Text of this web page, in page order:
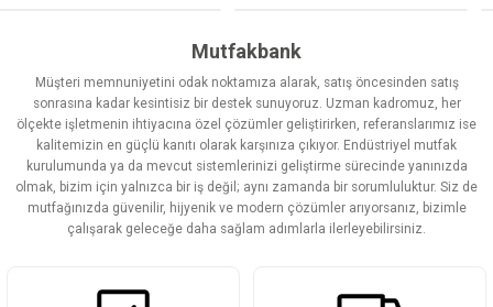
Görüş ve önerileriniz için teşekkür ederiz.
Ürün resmi kalitesiz, bozuk veya görüntülenemiyor.
Ürün açıklamasında eksik bilgiler bulunuyor.
Ürün bilgilerinde hatalar bulunuyor.
Ürün fiyatı diğer sitelerden daha pahalı.
Bu ürüne benzer farklı alternatifler olmalı.
Mutfakbank
Müşteri memnuniyetini odak noktamıza alarak, satış öncesinden satış
sonrasına kadar kesintisiz bir destek sunuyoruz. Uzman kadromuz, her
ölçekte işletmenin ihtiyacına özel çözümler geliştirirken, referanslarımız ise
kalitemizin en güçlü kanıtı olarak karşınıza çıkıyor. Endüstriyel mutfak
kurulumunda ya da mevcut sistemlerinizi geliştirme sürecinde yanınızda
olmak, bizim için yalnızca bir iş değil; aynı zamanda bir sorumluluktur. Siz de
mutfağınızda güvenilir, hijyenik ve modern çözümler arıyorsanız, bizimle
çalışarak geleceğe daha sağlam adımlarla ilerleyebilirsiniz.